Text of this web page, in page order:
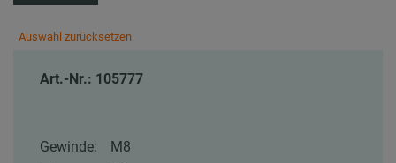
Auswahl zurücksetzen
Art.-Nr.: 105777
Gewinde:
M8